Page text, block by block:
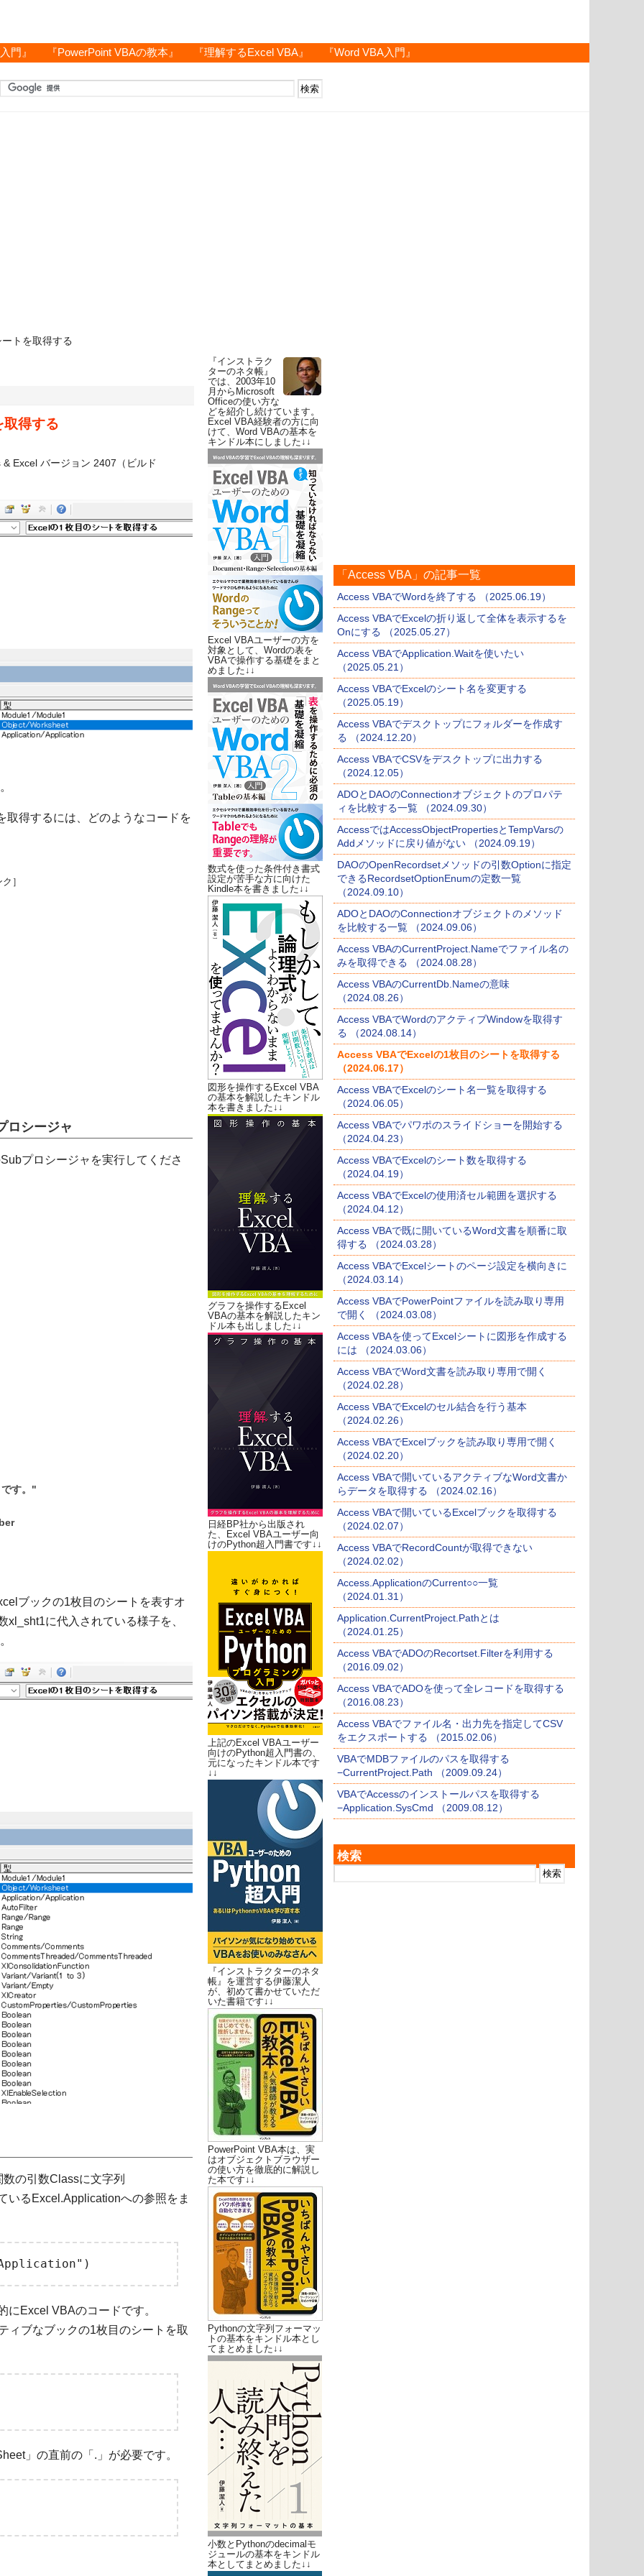
門』 『PowerPoint VBAの教本』 『理解するExcel VBA』 『Word VBA入門』
トを取得する
得する
Excel バージョン 2407（ビルド
得するには、どのようなコードを
］
ロシージャ
プロシージャを実行してくださ
す。"
ブックの1枚目のシートを表すオ
に代入されている様子を、
の引数Classに文字列
いるExcel.Applicationへの参照をま
Excel VBAのコードです。
ィブなブックの1枚目のシートを取
」の直前の「.」が必要です。
『インストラク
ターのネタ帳』
では、2003年10
月からMicrosoft
Officeの使い方な
どを紹介し続けています。
Excel VBA経験者の方に向
けて、Word VBAの基本を
キンドル本にしました↓↓
Excel VBAユーザーの方を
対象として、Wordの表を
VBAで操作する基礎をまと
めました↓↓
数式を使った条件付き書式
設定が苦手な方に向けた
Kindle本を書きました↓↓
図形を操作するExcel VBA
の基本を解説したキンドル
本を書きました↓↓
グラフを操作するExcel
VBAの基本を解説したキン
ドル本も出しました↓↓
日経BP社から出版され
た、Excel VBAユーザー向
けのPython超入門書です↓↓
上記のExcel VBAユーザー
向けのPython超入門書の、
元になったキンドル本です
↓↓
『インストラクターのネタ
帳』を運営する伊藤潔人
が、初めて書かせていただ
いた書籍です↓↓
PowerPoint VBA本は、実
はオブジェクトブラウザー
の使い方を徹底的に解説し
た本です↓↓
Pythonの文字列フォーマッ
トの基本をキンドル本とし
てまとめました↓↓
小数とPythonのdecimalモ
ジュールの基本をキンドル
本としてまとめました↓↓
「Access VBA」の記事一覧
Access VBAでWordを終了する （2025.06.19）
Access VBAでExcelの折り返して全体を表示するを
Onにする （2025.05.27）
Access VBAでApplication.Waitを使いたい
（2025.05.21）
Access VBAでExcelのシート名を変更する
（2025.05.19）
Access VBAでデスクトップにフォルダーを作成す
る （2024.12.20）
Access VBAでCSVをデスクトップに出力する
（2024.12.05）
ADOとDAOのConnectionオブジェクトのプロパテ
ィを比較する一覧 （2024.09.30）
AccessではAccessObjectPropertiesとTempVarsの
Addメソッドに戻り値がない （2024.09.19）
DAOのOpenRecordsetメソッドの引数Optionに指定
できるRecordsetOptionEnumの定数一覧
（2024.09.10）
ADOとDAOのConnectionオブジェクトのメソッド
を比較する一覧 （2024.09.06）
Access VBAのCurrentProject.Nameでファイル名の
みを取得できる （2024.08.28）
Access VBAのCurrentDb.Nameの意味
（2024.08.26）
Access VBAでWordのアクティブWindowを取得す
る （2024.08.14）
Access VBAでExcelの1枚目のシートを取得する
（2024.06.17）
Access VBAでExcelのシート名一覧を取得する
（2024.06.05）
Access VBAでパワポのスライドショーを開始する
（2024.04.23）
Access VBAでExcelのシート数を取得する
（2024.04.19）
Access VBAでExcelの使用済セル範囲を選択する
（2024.04.12）
Access VBAで既に開いているWord文書を順番に取
得する （2024.03.28）
Access VBAでExcelシートのページ設定を横向きに
（2024.03.14）
Access VBAでPowerPointファイルを読み取り専用
で開く （2024.03.08）
Access VBAを使ってExcelシートに図形を作成する
には （2024.03.06）
Access VBAでWord文書を読み取り専用で開く
（2024.02.28）
Access VBAでExcelのセル結合を行う基本
（2024.02.26）
Access VBAでExcelブックを読み取り専用で開く
（2024.02.20）
Access VBAで開いているアクティブなWord文書か
らデータを取得する （2024.02.16）
Access VBAで開いているExcelブックを取得する
（2024.02.07）
Access VBAでRecordCountが取得できない
（2024.02.02）
Access.ApplicationのCurrent○○一覧
（2024.01.31）
Application.CurrentProject.Pathとは
（2024.01.25）
Access VBAでADOのRecortset.Filterを利用する
（2016.09.02）
Access VBAでADOを使って全レコードを取得する
（2016.08.23）
Access VBAでファイル名・出力先を指定してCSV
をエクスポートする （2015.02.06）
VBAでMDBファイルのパスを取得する
−CurrentProject.Path （2009.09.24）
VBAでAccessのインストールパスを取得する
−Application.SysCmd （2009.08.12）
検索